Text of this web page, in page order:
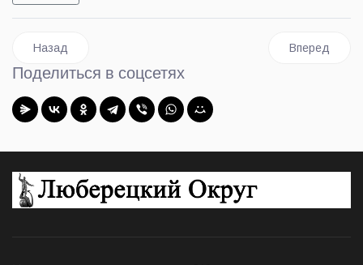
Предыдущий: Политика обработки персональных данных
Назад Следующий:
Вперед
Поделиться в соцсетях